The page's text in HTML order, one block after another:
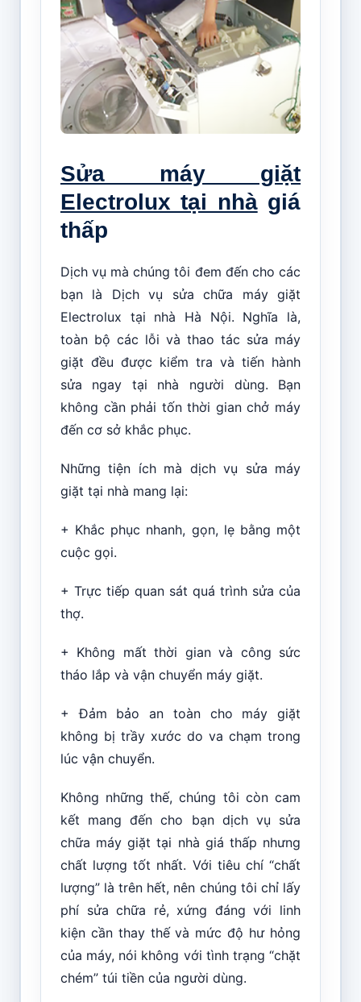
Sửa máy giặt
Electrolux tại nhàgiá
thấp
Dịch vụ mà chúng tôi đem đến cho các
bạn là Dịch vụ sửa chữa máy giặt
Electrolux tại nhà Hà Nội. Nghĩa là,
toàn bộ các lỗi và thao tác sửa máy
giặt đều được kiểm tra và tiến hành
sửa ngay tại nhà người dùng. Bạn
không cần phải tốn thời gian chở máy
đến cơ sở khắc phục.
Những tiện ích mà dịch vụ sửa máy
giặt tại nhà mang lại:
+ Khắc phục nhanh, gọn, lẹ bằng một
cuộc gọi.
+ Trực tiếp quan sát quá trình sửa của
thợ.
+ Không mất thời gian và công sức
tháo lắp và vận chuyển máy giặt.
+ Đảm bảo an toàn cho máy giặt
không bị trầy xước do va chạm trong
lúc vận chuyển.
Không những thế, chúng tôi còn cam
kết mang đến cho bạn dịch vụ sửa
chữa máy giặt tại nhà giá thấp nhưng
chất lượng tốt nhất. Với tiêu chí “chất
lượng” là trên hết, nên chúng tôi chỉ lấy
phí sửa chữa rẻ, xứng đáng với linh
kiện cần thay thế và mức độ hư hỏng
của máy, nói không với tình trạng “chặt
chém” túi tiền của người dùng.